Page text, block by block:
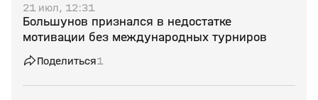
21 июл, 12:31
Большунов признался в недостатке
мотивации без международных турниров
Поделиться1